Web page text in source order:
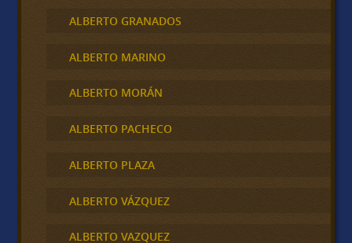
ALBERTO GRANADOS
ALBERTO MARINO
ALBERTO MORÁN
ALBERTO PACHECO
ALBERTO PLAZA
ALBERTO VÁZQUEZ
ALBERTO VAZQUEZ